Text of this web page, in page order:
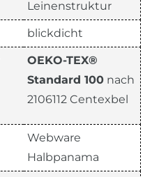
Leinenstruktur
blickdicht
OEKO-TEX®
Standard 100 nach
2106112 Centexbel
Webware
Halbpanama